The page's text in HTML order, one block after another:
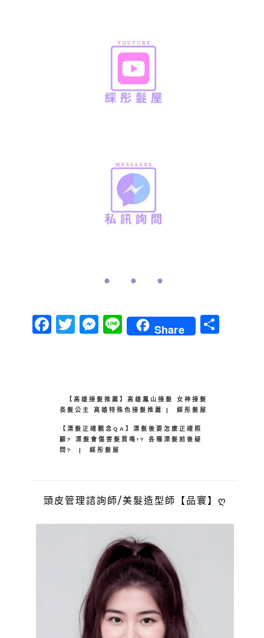
✵ ✵ ✵
Facebook
Twitter
Messenger
LineShare
分
【高雄接髮推薦】高雄鳳山接髮 女神接髮
長髮公主 高雄特殊色接髮推薦 | 綵彤髮屋
【漂髮正確觀念QA】漂髮後要怎麼正確照
顧? 漂髮會傷害髮質嗎!? 各種漂髮前後疑
問? | 綵彤髮屋
頭皮管理諮詢師/美髮造型師【品寰】ღ